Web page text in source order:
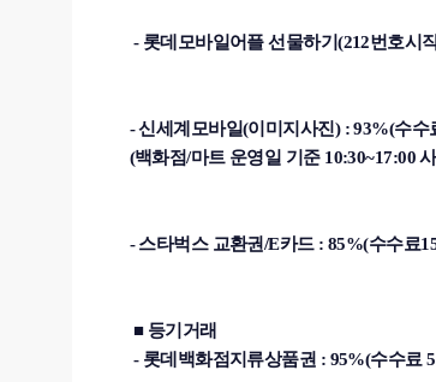
- 롯데모바일어플 선물하기(212번호시
- 신세계모바일(이미지사진) : 93%(수수
(백화점/마트 운영일 기준 10:30~17:00
- 스타벅스 교환권/E카드 : 85%(수수료
■ 등기거래
- 롯데백화점지류상품권 : 95%(수수료